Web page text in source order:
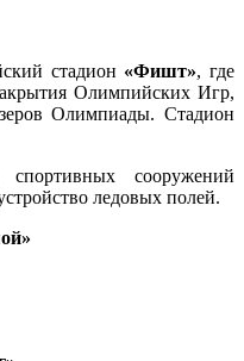
стадион «Фишт», где
Олимпийских Игр,
Олимпиады. Стадион
сооружений
ледовых полей.